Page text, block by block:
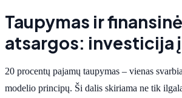
Taupymas ir
atsargos: investicija
20 procentų pajamų taupymas – vienas
modelio principų. Ši dalis skiriama ne tik